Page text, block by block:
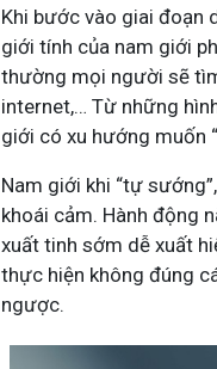
Khi bước vào giai đoạn
giới tính của nam giới
thường mọi người sẽ
internet,… Từ những
giới có xu hướng muốn
Nam giới khi “tự
khoái cảm. Hành động
xuất tinh sớm dễ xuất
thực hiện không đúng
ngược.